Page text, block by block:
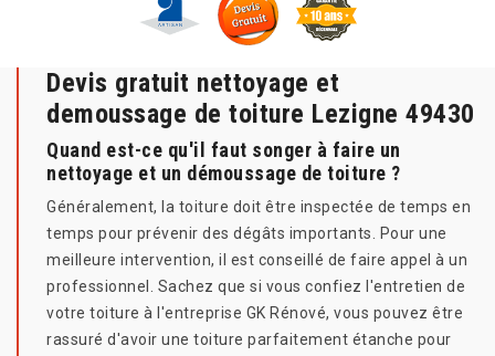
Devis gratuit nettoyage et
demoussage de toiture Lezigne 49430
Quand est-ce qu'il faut songer à faire un
nettoyage et un démoussage de toiture ?
Généralement, la toiture doit être inspectée de temps en
temps pour prévenir des dégâts importants. Pour une
meilleure intervention, il est conseillé de faire appel à un
professionnel. Sachez que si vous confiez l'entretien de
votre toiture à l'entreprise GK Rénové, vous pouvez être
rassuré d'avoir une toiture parfaitement étanche pour